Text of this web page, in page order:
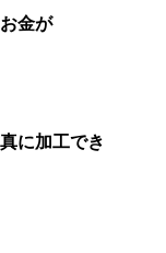
金が
に加工でき